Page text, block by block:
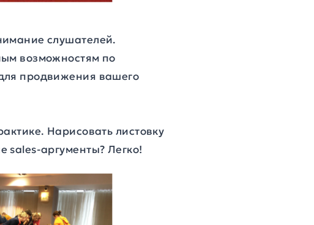
слушателей.
возможностям по
продвижения вашего
Нарисовать листовку
sales-аргументы? Легко!